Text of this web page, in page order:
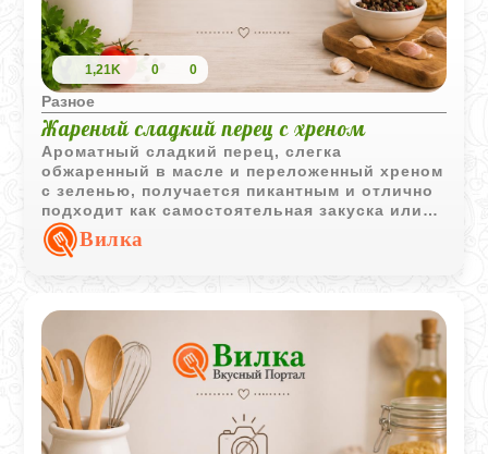
1,21K 0 0
Разное
Жареный сладкий перец с хреном
Ароматный сладкий перец, слегка
обжаренный в масле и переложенный хреном
с зеленью, получается пикантным и отлично
подходит как самостоятельная закуска или
дополнение к мясным блюдам.
Вилка